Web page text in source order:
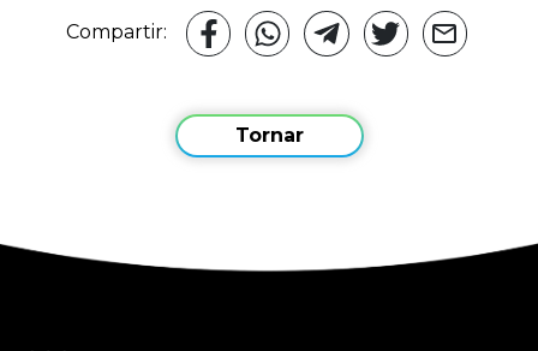
Compartir:
Tornar